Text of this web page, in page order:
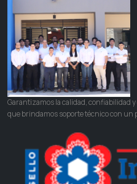
Garantizamos la calidad, confiabilidad
que brindamos soporte técnico con un